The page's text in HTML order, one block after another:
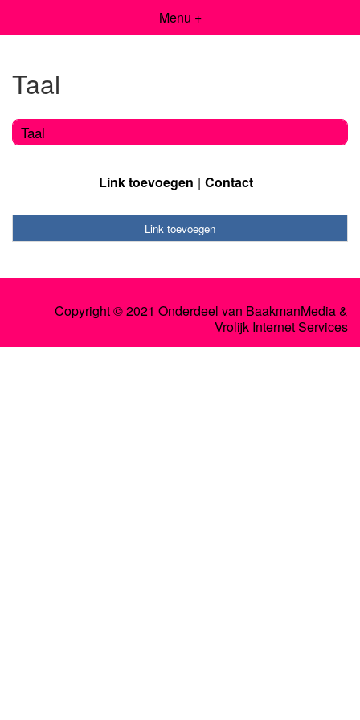
Menu +
Taal
Taal
Link toevoegen Contact
Link toevoegen
Copyright © 2021 Onderdeel van BaakmanMedia&
Vrolijk Internet Services